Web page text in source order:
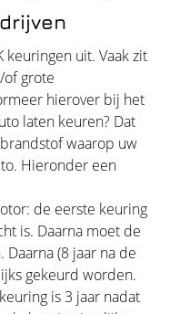
keuringen uit. Vaak zit
of grote
hierover bij het
laten keuren? Dat
waarop uw
Hieronder een
de eerste keuring
is. Daarna moet de
(8 jaar na de
gekeurd worden.
is 3 jaar nadat